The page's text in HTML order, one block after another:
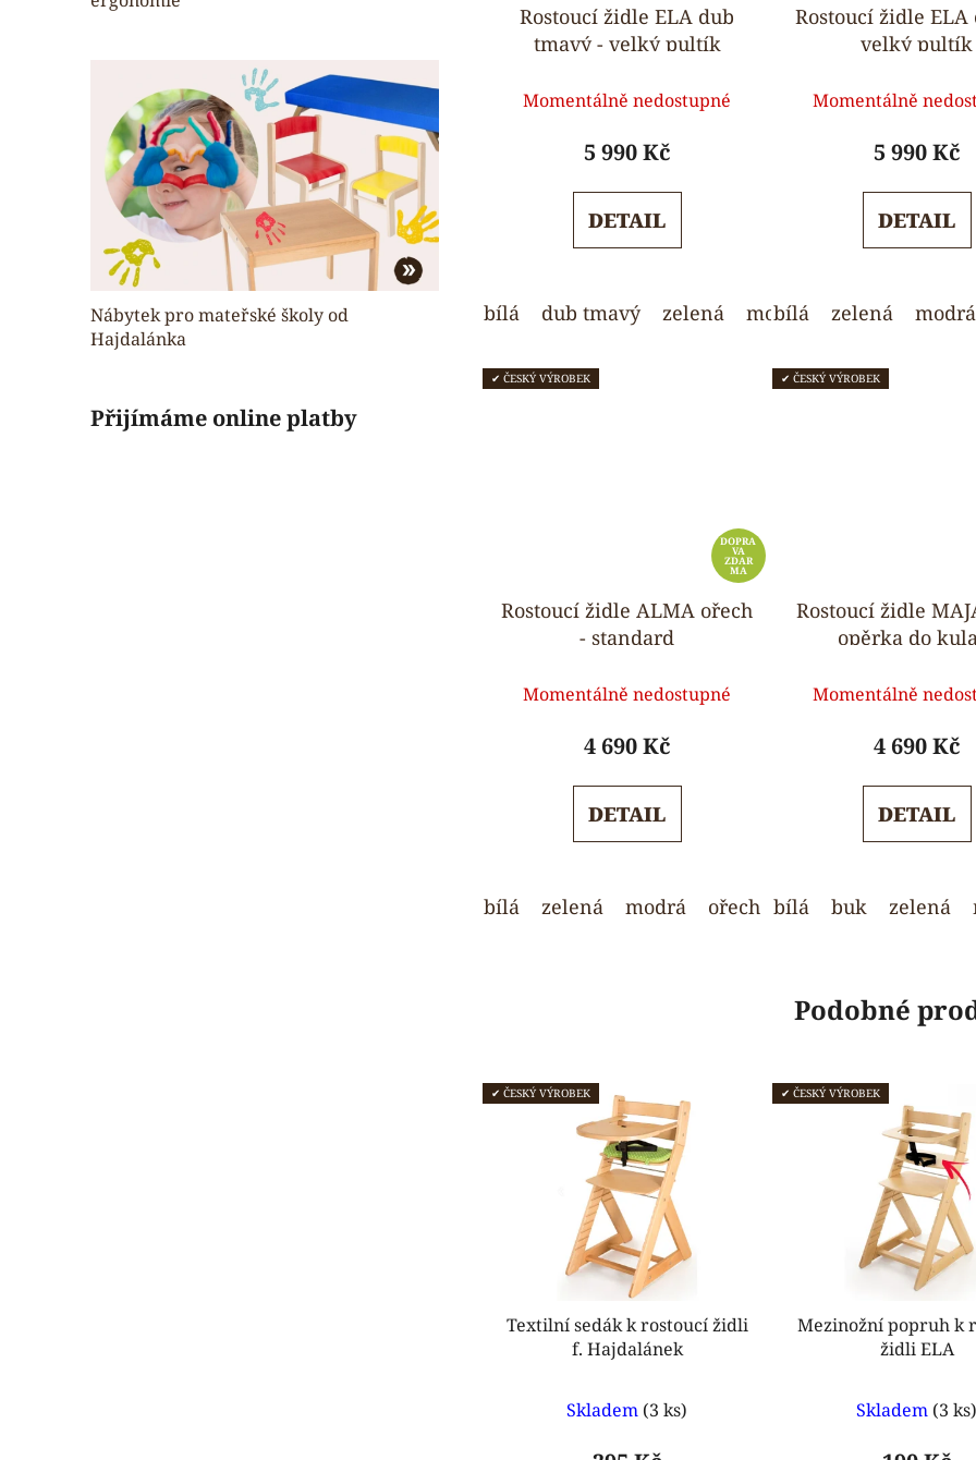
Nábytek pro mateřské školy od
Hajdalánka
Přijímáme online platby
Rostoucí židle ELA dub
tmavý - velký pultík
hodnocení
produktu
je
5,0
z
Momentálně nedostupné
5 990 Kč
DETAIL
bílá dub tmavý zelená modrá světle šedá
Rostoucí židle ELA
velký pultík
je
5,0
z
Momentálně
5 990 Kč
DETAIL
bílá zelená modrá
✔ ČESKÝ VÝROBEK
DOPRA
VA
ZDAR
MA
Rostoucí židle ALMA ořech
- standard
hodnocení
produktu
5,0
z
Momentálně nedostupné
4 690 Kč
DETAIL
bílá zelená modrá ořech růžová světle šedá
✔ ČESKÝ VÝROBEK
Rostoucí židle
opěrka do
5,0
z
Momentálně
4 690 Kč
DETAIL
bílá buk zelená
Podobné
✔ ČESKÝ VÝROBEK
Textilní sedák k rostoucí židli
f. Hajdalánek
hodnocení
produktu
Skladem (3 ks)
✔ ČESKÝ VÝROBEK
Mezinožní popruh k
židli ELA
Skladem (3 ks)